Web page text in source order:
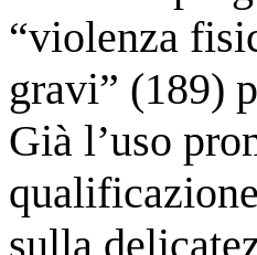
“violenza
gravi” (189)
Già l’uso
sulla